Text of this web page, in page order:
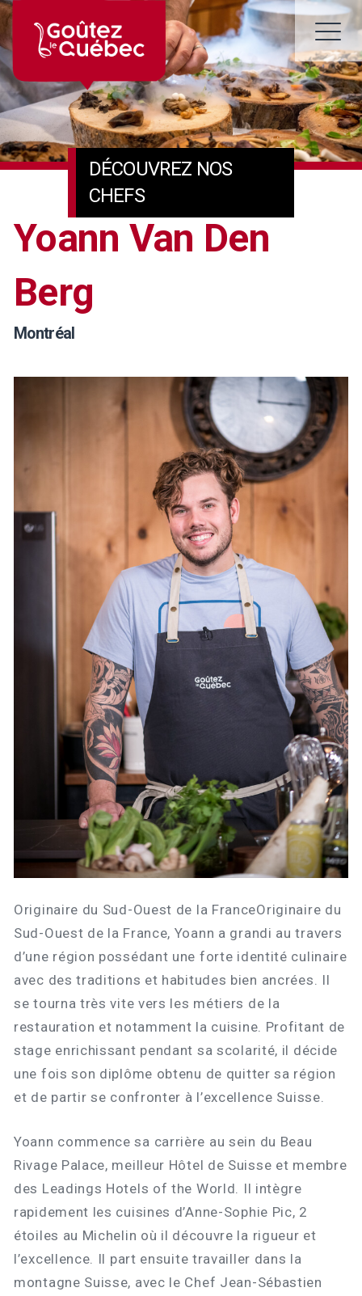
Skip
to
content
DÉCOUVREZ NOS
CHEFS
Yoann Van Den
Berg
Montréal
Originaire du Sud-Ouest de la FranceOriginaire du
Sud-Ouest de la France, Yoann a grandi au travers
d’une région possédant une forte identité culinaire
avec des traditions et habitudes bien ancrées. Il
se tourna très vite vers les métiers de la
restauration et notamment la cuisine. Profitant de
stage enrichissant pendant sa scolarité, il décide
une fois son diplôme obtenu de quitter sa région
et de partir se confronter à l’excellence Suisse.
Yoann commence sa carrière au sein du Beau
Rivage Palace, meilleur Hôtel de Suisse et membre
des Leadings Hotels of the World. Il intègre
rapidement les cuisines d’Anne-Sophie Pic, 2
étoiles au Michelin où il découvre la rigueur et
l’excellence. Il part ensuite travailler dans la
montagne Suisse, avec le Chef Jean-Sébastien